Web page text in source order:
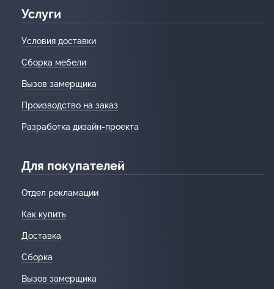
Услуги
Условия доставки
Сборка мебели
Вызов замерщика
Производство на заказ
Разработка дизайн-проекта
Для покупателей
Отдел рекламации
Как купить
Доставка
Сборка
Вызов замерщика